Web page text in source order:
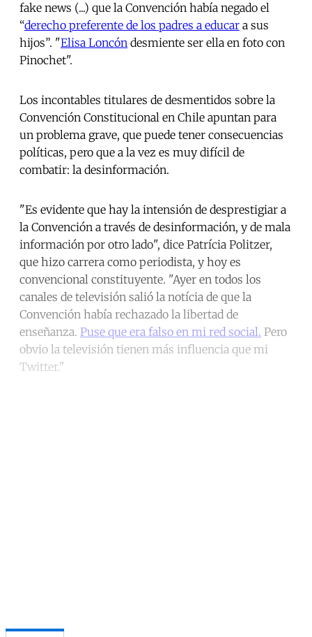
fake news (...) que la Convención había negado el
“derecho preferente de los padres a educar a sus
hijos”. "Elisa Loncón desmiente ser ella en foto con
Pinochet".
Los incontables titulares de desmentidos sobre la
Convención Constitucional en Chile apuntan para
un problema grave, que puede tener consecuencias
políticas, pero que a la vez es muy difícil de
combatir: la desinformación.
"Es evidente que hay la intensión de desprestigiar a
la Convención a través de desinformación, y de mala
información por otro lado", dice Patrícia Politzer,
que hizo carrera como periodista, y hoy es
convencional constituyente. "Ayer en todos los
canales de televisión salió la notícia de que la
Convención había rechazado la libertad de
enseñanza. Puse que era falso en mi red social. Pero
obvio la televisión tienen más influencia que mi
Twitter."